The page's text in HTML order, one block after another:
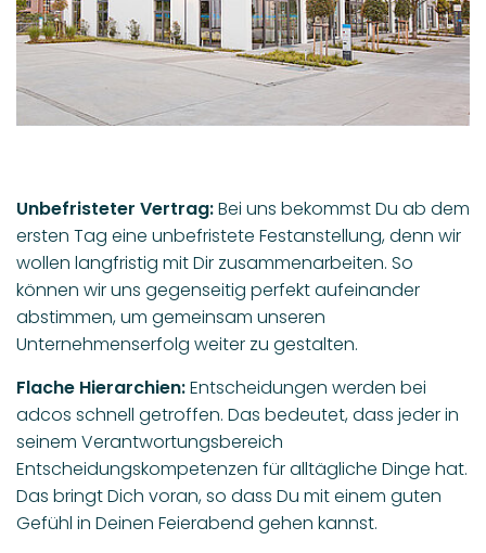
Unbefristeter Vertrag:Bei uns bekommst Du ab dem
ersten Tag eine unbefristete Festanstellung, denn wir
wollen langfristig mit Dir zusammenarbeiten. So
können wir uns gegenseitig perfekt aufeinander
abstimmen, um gemeinsam unseren
Unternehmenserfolg weiter zu gestalten.
Flache Hierarchien:Entscheidungen werden bei
adcos schnell getroffen. Das bedeutet, dass jeder in
seinem Verantwortungsbereich
Entscheidungskompetenzen für alltägliche Dinge hat.
Das bringt Dich voran, so dass Du mit einem guten
Gefühl in Deinen Feierabend gehen kannst.